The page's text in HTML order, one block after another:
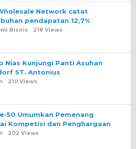
Network catat
pendapatan 12,7%
Bisnis 218 Views
Nias Kunjungi Panti Asuhan
ST. Antonius
210 Views
50 Umumkan Pemenang
Kompetisi dan Penghargaan
202 Views